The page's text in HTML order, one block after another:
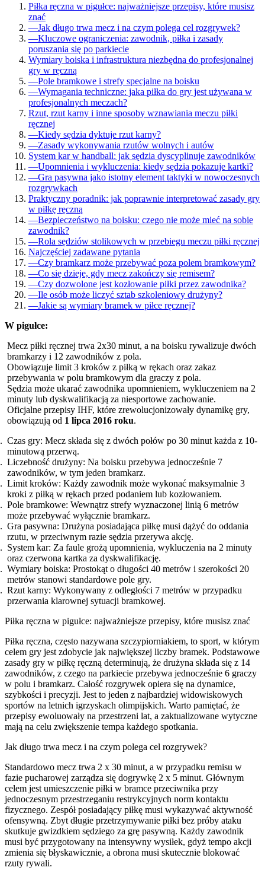
Piłka ręczna w pigułce: najważniejsze przepisy, które musisz
znać
—Jak długo trwa mecz i na czym polega cel rozgrywek?
—Kluczowe ograniczenia: zawodnik, piłka i zasady
poruszania się po parkiecie
Wymiary boiska i infrastruktura niezbędna do profesjonalnej
gry w ręczną
—Pole bramkowe i strefy specjalne na boisku
—Wymagania techniczne: jaka piłka do gry jest używana w
profesjonalnych meczach?
Rzut, rzut karny i inne sposoby wznawiania meczu piłki
ręcznej
—Kiedy sędzia dyktuje rzut karny?
—Zasady wykonywania rzutów wolnych i autów
System kar w handball: jak sędzia dyscyplinuje zawodników
—Upomnienia i wykluczenia: kiedy sędzia pokazuje kartki?
—Gra pasywna jako istotny element taktyki w nowoczesnych
rozgrywkach
Praktyczny poradnik: jak poprawnie interpretować zasady gry
w piłkę ręczną
—Bezpieczeństwo na boisku: czego nie może mieć na sobie
zawodnik?
—Rola sędziów stolikowych w przebiegu meczu piłki ręcznej
Najczęściej zadawane pytania
—Czy bramkarz może przebywać poza polem bramkowym?
—Co się dzieje, gdy mecz zakończy się remisem?
—Czy dozwolone jest kozłowanie piłki przez zawodnika?
—Ile osób może liczyć sztab szkoleniowy drużyny?
—Jakie są wymiary bramek w piłce ręcznej?
W pigułce:
Mecz piłki ręcznej trwa 2x30 minut, a na boisku rywalizuje dwóch
bramkarzy i 12 zawodników z pola.
Obowiązuje limit 3 kroków z piłką w rękach oraz zakaz
przebywania w polu bramkowym dla graczy z pola.
Sędzia może ukarać zawodnika upomnieniem, wykluczeniem na 2
minuty lub dyskwalifikacją za niesportowe zachowanie.
Oficjalne przepisy IHF, które zrewolucjonizowały dynamikę gry,
obowiązują od 1 lipca 2016 roku.
Czas gry: Mecz składa się z dwóch połów po 30 minut każda z 10-
minutową przerwą.
Liczebność drużyny: Na boisku przebywa jednocześnie 7
zawodników, w tym jeden bramkarz.
Limit kroków: Każdy zawodnik może wykonać maksymalnie 3
kroki z piłką w rękach przed podaniem lub kozłowaniem.
Pole bramkowe: Wewnątrz strefy wyznaczonej linią 6 metrów
może przebywać wyłącznie bramkarz.
Gra pasywna: Drużyna posiadająca piłkę musi dążyć do oddania
rzutu, w przeciwnym razie sędzia przerywa akcję.
System kar: Za faule grożą upomnienia, wykluczenia na 2 minuty
oraz czerwona kartka za dyskwalifikację.
Wymiary boiska: Prostokąt o długości 40 metrów i szerokości 20
metrów stanowi standardowe pole gry.
Rzut karny: Wykonywany z odległości 7 metrów w przypadku
przerwania klarownej sytuacji bramkowej.
Piłka ręczna w pigułce: najważniejsze przepisy, które musisz znać
Piłka ręczna, często nazywana szczypiorniakiem, to sport, w którym
celem gry jest zdobycie jak największej liczby bramek. Podstawowe
zasady gry w piłkę ręczną determinują, że drużyna składa się z 14
zawodników, z czego na parkiecie przebywa jednocześnie 6 graczy
w polu i bramkarz. Całość rozgrywek opiera się na dynamice,
szybkości i precyzji. Jest to jeden z najbardziej widowiskowych
sportów na letnich igrzyskach olimpijskich. Warto pamiętać, że
przepisy ewoluowały na przestrzeni lat, a zaktualizowane wytyczne
mają na celu zwiększenie tempa każdego spotkania.
Jak długo trwa mecz i na czym polega cel rozgrywek?
Standardowo mecz trwa 2 x 30 minut, a w przypadku remisu w
fazie pucharowej zarządza się dogrywkę 2 x 5 minut. Głównym
celem jest umieszczenie piłki w bramce przeciwnika przy
jednoczesnym przestrzeganiu restrykcyjnych norm kontaktu
fizycznego. Zespół posiadający piłkę musi wykazywać aktywność
ofensywną. Zbyt długie przetrzymywanie piłki bez próby ataku
skutkuje gwizdkiem sędziego za grę pasywną. Każdy zawodnik
musi być przygotowany na intensywny wysiłek, gdyż tempo akcji
zmienia się błyskawicznie, a obrona musi skutecznie blokować
rzuty rywali.